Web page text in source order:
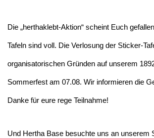
Die „herthaklebt-Aktion“ scheint Euch
Tafeln sind voll. Die Verlosung der Sticker-
organisatorischen Gründen auf unserem
Sommerfest am 07.08. Wir informieren die
Danke für eure rege Teilnahme!
Und Hertha Base besuchte uns an unserem